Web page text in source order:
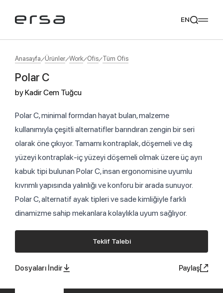
Popular searches
Tavsiye Ediyoruz
EN
Anasayfa Ürünler Work Ofis Tüm Ofis
Polar C
byKadir Cem Tuğcu
Polar C, minimal formdan hayat bulan, malzeme
kullanımıyla çeşitli alternatifler barındıran zengin bir seri
olarak öne çıkıyor. Tamamı kontraplak, döşemeli ve dış
yüzeyi kontraplak-iç yüzeyi döşemeli olmak üzere üç ayrı
kabuk tipi bulunan Polar C, insan ergonomisine uyumlu
kıvrımlı yapısında yalınlığı ve konforu bir arada sunuyor.
Polar C, alternatif ayak tipleri ve sade kimliğiyle farklı
dinamizme sahip mekanlara kolaylıkla uyum sağlıyor.
Teklif Talebi
Dosyaları İndir Paylaş